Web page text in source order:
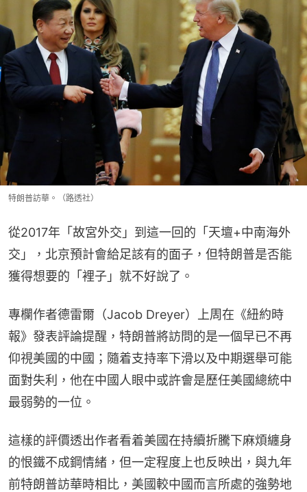
特朗普訪華。（路透社）
從2017年「故宮外交」到這一回的「天壇+中南海外
交」，北京預計會給足該有的面子，但特朗普是否能
獲得想要的「裡子」就不好說了。
專欄作者德雷爾（Jacob Dreyer）上周在《紐約時
報》發表評論提醒，特朗普將訪問的是一個早已不再
仰視美國的中國；隨着支持率下滑以及中期選舉可能
面對失利，他在中國人眼中或許會是歷任美國總統中
最弱勢的一位。
這樣的評價透出作者看着美國在持續折騰下麻煩纏身
的恨鐵不成鋼情緒，但一定程度上也反映出，與九年
前特朗普訪華時相比，美國較中國而言所處的強勢地